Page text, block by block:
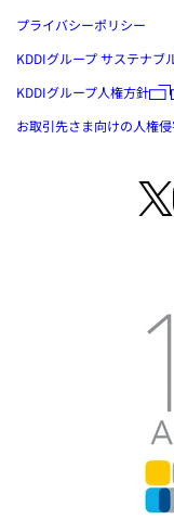
プライバシーポリシー
KDDIグループ サステナブ
KDDIグループ人権方針
お取引先さま向けの人権